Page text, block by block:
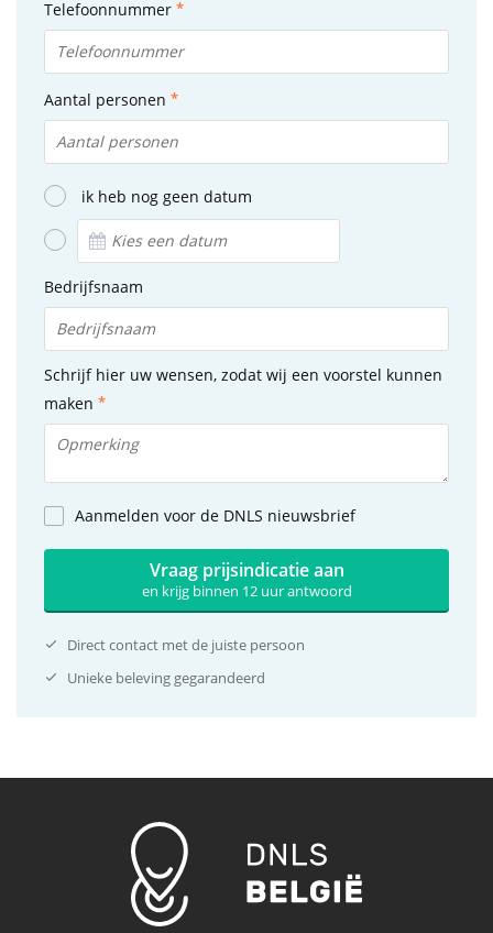
Telefoonnummer
Aantal personen
ik heb nog geen datum
Bedrijfsnaam
Schrijf hier uw wensen, zodat wij een voorstel kunnen
maken
Aanmelden voor de DNLS nieuwsbrief
Vraag prijsindicatie aan
en krijg binnen 12 uur antwoord
Direct contact met de juiste persoon
Unieke beleving gegarandeerd